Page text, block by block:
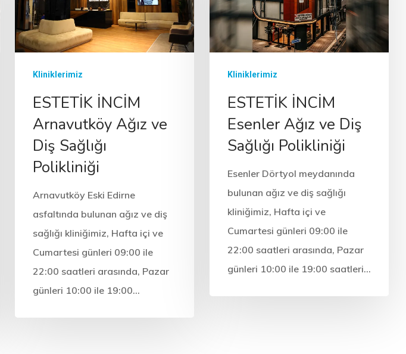
Kliniklerimiz
ESTETİK İNCİM
Arnavutköy Ağız ve
Diş Sağlığı
Polikliniği
Arnavutköy Eski Edirne
asfaltında bulunan ağız ve diş
sağlığı kliniğimiz, Hafta içi ve
Cumartesi günleri 09:00 ile
22:00 saatleri arasında, Pazar
günleri 10:00 ile 19:00…
Kliniklerimiz
ESTETİK İNCİM
Esenler Ağız ve Diş
Sağlığı Polikliniği
Esenler Dörtyol meydanında
bulunan ağız ve diş sağlığı
kliniğimiz, Hafta içi ve
Cumartesi günleri 09:00 ile
22:00 saatleri arasında, Pazar
günleri 10:00 ile 19:00 saatleri…